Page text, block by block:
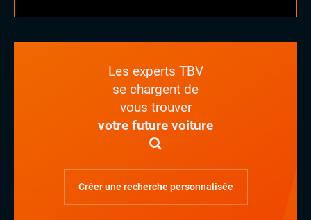
Les experts TBV
se chargent de
vous trouver
votre future voiture
Créer une recherche personnalisée